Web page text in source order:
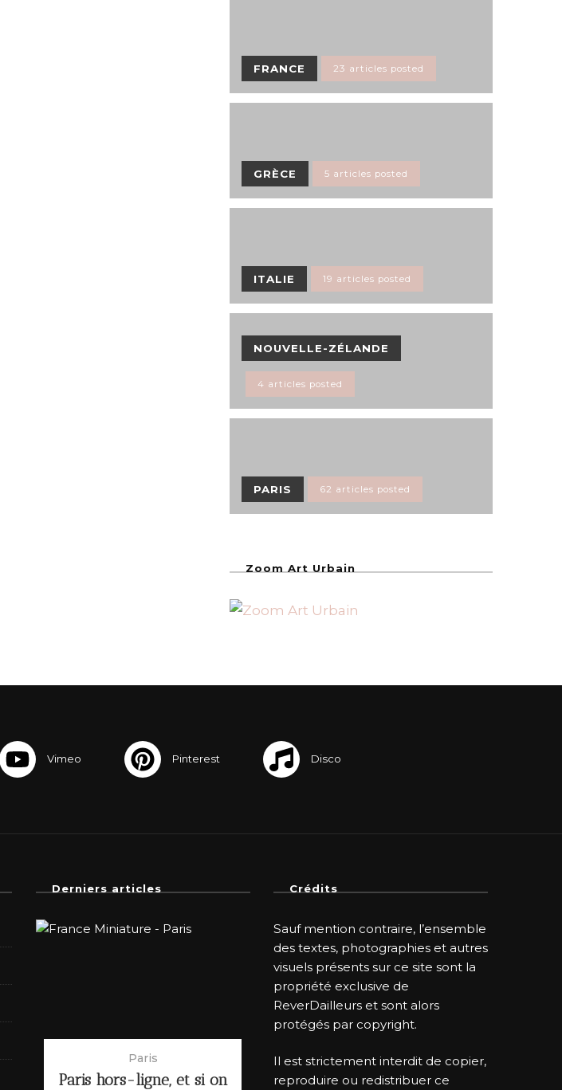
FRANCE 23 articles posted
GRÈCE 5 articles posted
ITALIE 19 articles posted
NOUVELLE-ZÉLANDE
4 articles posted
PARIS 62 articles posted
Zoom Art Urbain
Derniers articles
Paris
Paris hors-ligne, et si on
Crédits
Sauf mention contraire, l’ensemble
des textes, photographies et autres
visuels présents sur ce site sont la
propriété exclusive de
ReverDailleurs et sont alors
protégés par copyright.
Il est strictement interdit de copier,
reproduire ou redistribuer ce